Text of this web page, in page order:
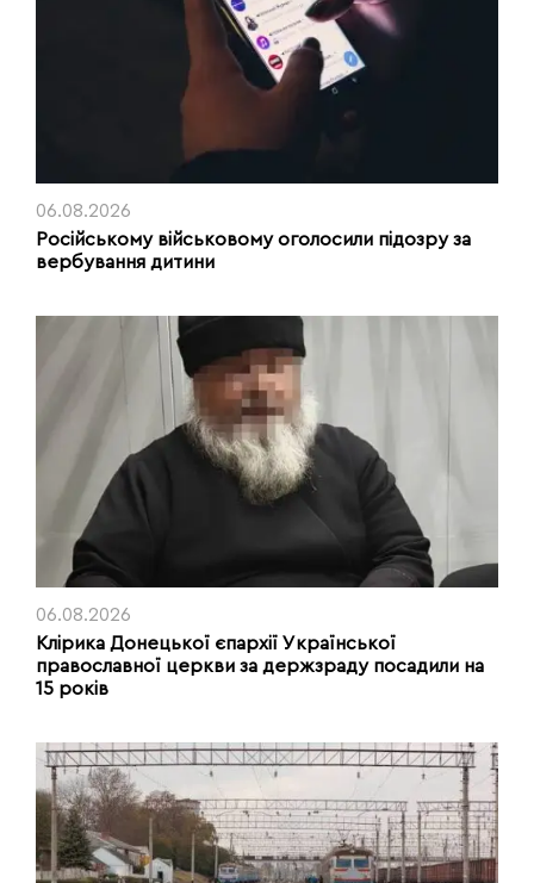
06.08.2026
Російському військовому оголосили підозру за
вербування дитини
06.08.2026
Клірика Донецької єпархії Української
православної церкви за держзраду посадили на
15 років